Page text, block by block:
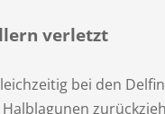
verletzt
bei den